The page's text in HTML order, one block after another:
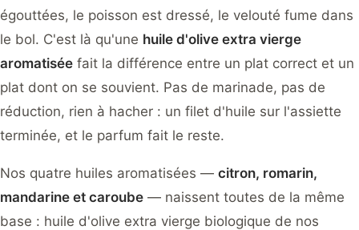
égouttées, le poisson est dressé, le velouté fume dans
le bol. C'est là qu'une huile d'olive extra vierge
aromatisée fait la différence entre un plat correct et un
plat dont on se souvient. Pas de marinade, pas de
réduction, rien à hacher : un filet d'huile sur l'assiette
terminée, et le parfum fait le reste.
Nos quatre huiles aromatisées — citron, romarin,
mandarine et caroube — naissent toutes de la même
base : huile d'olive extra vierge biologique de nos